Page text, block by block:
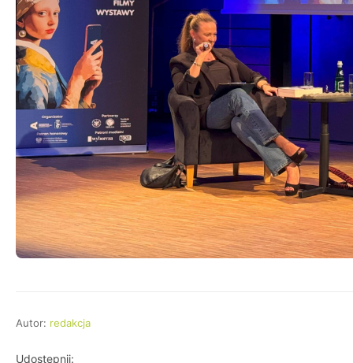
Autor: redakcja
Udostępnij: